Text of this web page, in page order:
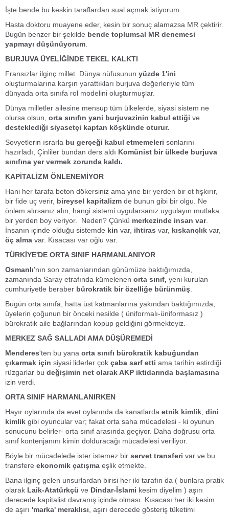
İşte bende bu keskin taraflardan sual açmak istiyorum.
Hasta doktoru muayene eder, kesin bir sonuç alamazsa MR çektirir.
Bugün benzer bir şekilde bende toplumsal MR denemesi
yapmayı düşünüyorum
BURJUVA ÜYELİĞİNDE TEKEL KALKTI
Fransızlar ilginç millet. Dünya nüfusunun yüzde 1'ini
oluşturmalarına karşın yarattıkları burjuva değerleriyle tüm
dünyada orta sınıfa rol modelini oluşturmuşlar.
Dünya milletler ailesine mensup tüm ülkelerde, siyasi sistem ne
olursa olsun, orta sınıfın yani burjuvazinin kabul ettiği ve
desteklediği siyasetçi kaptan köşkünde oturur.
Sovyetlerin ısrarla bu gerçeği kabul etmemeleri sonlarını
hazırladı, Çinliler bundan ders aldı Komünist bir ülkede burjuva
sınıfına yer vermek zorunda kaldı.
KAPİTALİZM ÖNLENEMİYOR
Hani her tarafa beton dökersiniz ama yine bir yerden bir ot fışkırır,
bir fide uç verir, bireysel kapitalizm de bunun gibi bir olgu. Ne
önlem alırsanız alın, hangi sistemi uygularsanız uygulayın mutlaka
bir yerden boy veriyor. Neden? Çünkü merkezinde insan var.
İnsanın içinde olduğu sistemde kin var, ihtiras var, kıskançlık var,
öç alma var. Kısacası var oğlu var.
TÜRKİYE'DE ORTA SINIF HARMANLANIYOR
Osmanlı'nın son zamanlarından günümüze baktığımızda,
zamanında Saray etrafında kümelenen orta sınıf, yeni kurulan
cumhuriyetle beraber bürokratik bir özelliğe bürünmüş
Bugün orta sınıfa, hatta üst katmanlarına yakından baktığımızda,
üyelerin çoğunun bir önceki nesilde ( üniformalı-üniformasız )
bürokratik aile bağlarından kopup geldiğini görmekteyiz.
MERKEZ SAĞ SALLADI AMA DÜŞÜREMEDİ
Menderes'ten bu yana orta sınıfı bürokratik kabuğundan
çıkarmak için siyasi liderler çok çaba sarf etti ama tarihin estirdiği
rüzgarlar bu değişimin net olarak AKP iktidarında başlamasına
izin verdi.
ORTA SINIF HARMANLANIRKEN
Hayır oylarında da evet oylarında da kanatlarda etnik kimlik dini
kimlik gibi oyuncular var; fakat orta saha mücadelesi - ki oyunun
sonucunu belirler- orta sınıf arasında geçiyor. Daha doğrusu orta
sınıf kontenjanını kimin dolduracağı mücadelesi veriliyor.
Böyle bir mücadelede ister istemez bir servet transferi var ve bu
transfere ekonomik çatışma eşlik etmekte.
Bana ilginç gelen unsurlardan birisi her iki tarafın da ( bunlara pratik
olarak Laik-Atatürkçü ve Dindar-İslami kesim diyelim ) aşırı
derecede kapitalist davranış içinde olması. Kısacası her iki kesim
de aşırı 'marka' meraklısı , aşırı derecede gösteriş tüketimi